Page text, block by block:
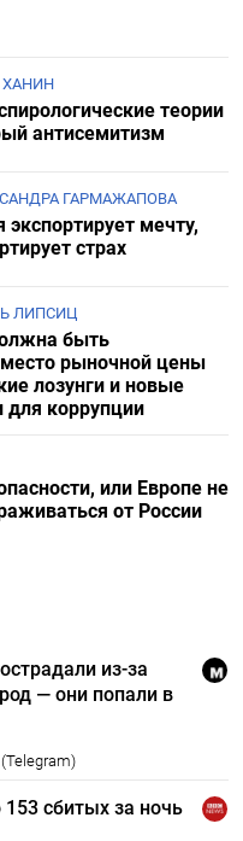
ХАНИН
теории
антисемитизм
ГАРМАЖАПОВА
мечту,
страх
ЛИПСИЦ
быть
рыночной цены
лозунги и новые
коррупции
или Европе не
от России